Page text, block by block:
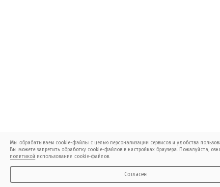
Мы обрабатываем cookie-файлы с целью персонализации сервисов и удобства
Вы можете запретить обработку cookie-файлов в настройках браузера. Пожалуйста,
политикой использования cookie-файлов.
Согласен